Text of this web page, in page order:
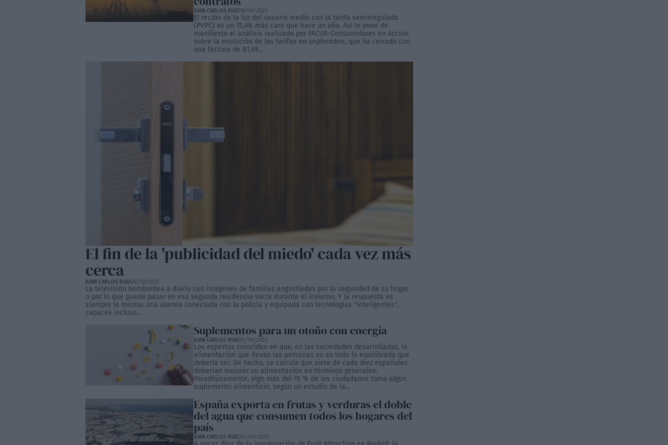
JUAN CARLOS RUIZ08/10/2025
El recibo de la luz del usuario medio con la tarifa semirregulada
(PVPC) es un 15,4% más caro que hace un año. Así lo pone de
manifiesto el análisis realizado por FACUA-Consumidores en Acción
sobre la evolución de las tarifas en septiembre, que ha cerrado con
una factura de 81,49...
El fin de la 'publicidad del miedo' cada vez más
cerca
JUAN CARLOS RUIZ06/10/2025
La televisión bombardea a diario con imágenes de familias angustiadas por la seguridad de su hogar
o por lo que pueda pasar en esa segunda residencia vacía durante el invierno. Y la respuesta es
siempre la misma: una alarma conectada con la policía y equipada con tecnologías "inteligentes",
capaces incluso...
Suplementos para un otoño con energía
JUAN CARLOS RUIZ05/10/2025
Los expertos coinciden en que, en las sociedades desarrolladas, la
alimentación que llevan las personas no es todo lo equilibrada que
debería ser. De hecho, se calcula que siete de cada diez españoles
deberían mejorar su alimentación en términos generales.
Paradójicamente, algo más del 70 % de los ciudadanos toma algún
suplemento alimenticio, según un estudio de la...
España exporta en frutas y verduras el doble
del agua que consumen todos los hogares del
país
JUAN CARLOS RUIZ26/09/2025